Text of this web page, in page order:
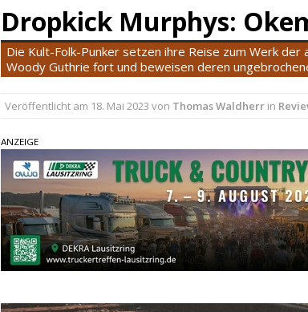
2. August 2026 in News:Country Music Hot
31. Juli 2026 in News:Chris Johnson & The
5. August 2026 in News:Danke für Euer
Dropkick Murphys:
Die Kult-Folk-Punker setzen ihre Reise zum Werk der
Woody Guthrie fort und beweisen deren
Veröffentlicht am 18. Mai 2023 von Thomas Waldherr in
ANZEIGE